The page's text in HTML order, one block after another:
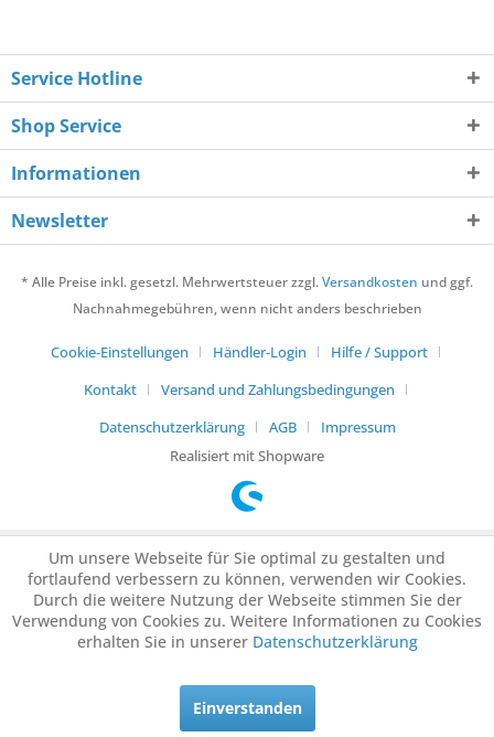
Service Hotline
Shop Service
Informationen
Newsletter
* Alle Preise inkl. gesetzl. Mehrwertsteuer zzgl.Versandkosten und ggf.
Nachnahmegebühren, wenn nicht anders beschrieben
Cookie-Einstellungen Händler-Login
Hilfe / Support
Kontakt
Versand und Zahlungsbedingungen
Datenschutzerklärung
AGB
Impressum
Realisiert mit Shopware
Um unsere Webseite für Sie optimal zu gestalten und
fortlaufend verbessern zu können, verwenden wir Cookies.
Durch die weitere Nutzung der Webseite stimmen Sie der
Verwendung von Cookies zu. Weitere Informationen zu Cookies
erhalten Sie in unserer Datenschutzerklärung
Einverstanden